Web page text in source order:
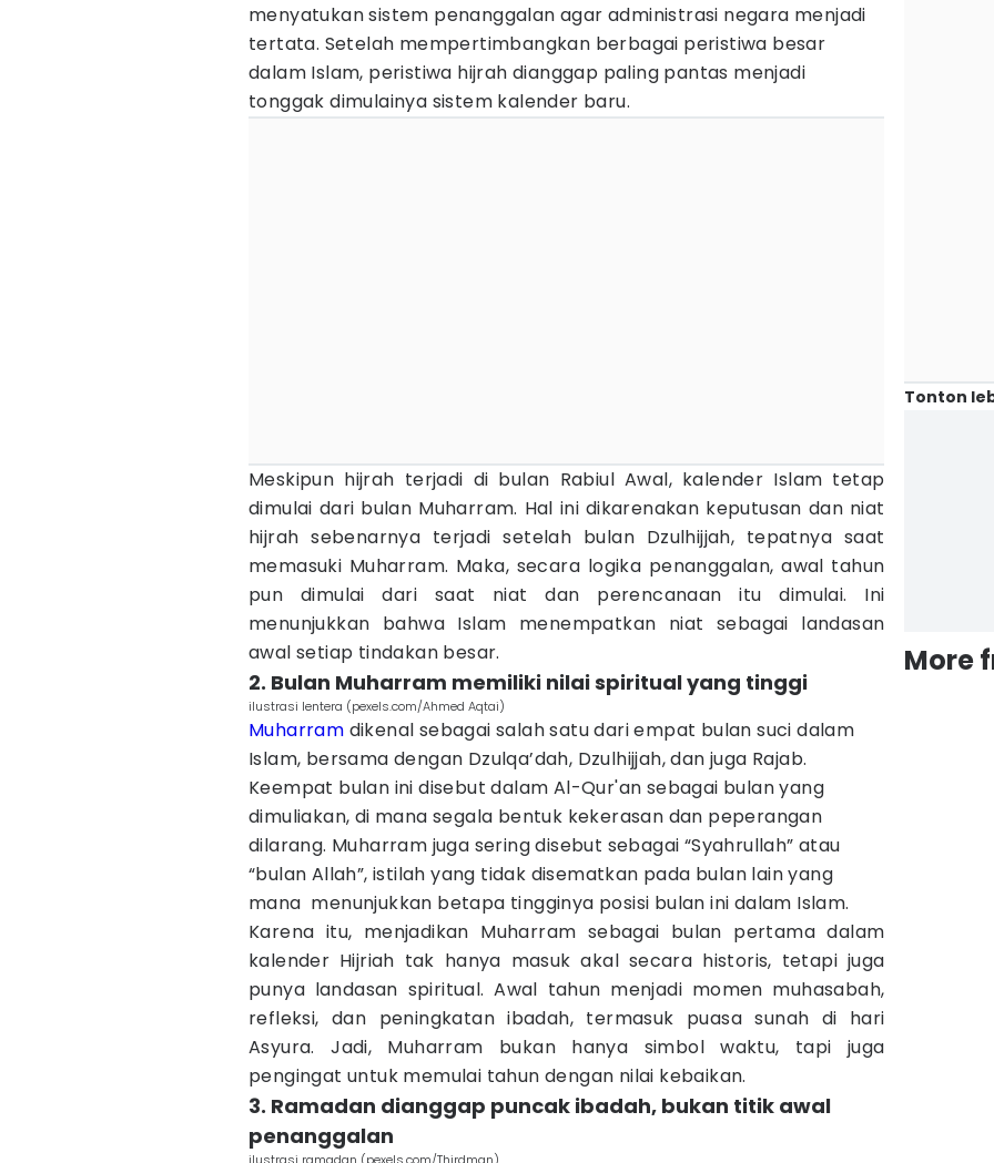
menyatukan sistem penanggalan agar administrasi negara menjadi
tertata. Setelah mempertimbangkan berbagai peristiwa besar
dalam Islam, peristiwa hijrah dianggap paling pantas menjadi
tonggak dimulainya sistem kalender baru.
Meskipun hijrah terjadi di bulan Rabiul Awal, kalender Islam tetap
dimulai dari bulan Muharram. Hal ini dikarenakan keputusan dan niat
hijrah sebenarnya terjadi setelah bulan Dzulhijjah, tepatnya saat
memasuki Muharram. Maka, secara logika penanggalan, awal tahun
pun dimulai dari saat niat dan perencanaan itu dimulai. Ini
menunjukkan bahwa Islam menempatkan niat sebagai landasan
awal setiap tindakan besar.
2. Bulan Muharram memiliki nilai spiritual yang tinggi
ilustrasi lentera (pexels.com/Ahmed Aqtai)
Muharram dikenal sebagai salah satu dari empat bulan suci dalam
Islam, bersama dengan Dzulqa’dah, Dzulhijjah, dan juga Rajab.
Keempat bulan ini disebut dalam Al-Qur'an sebagai bulan yang
dimuliakan, di mana segala bentuk kekerasan dan peperangan
dilarang. Muharram juga sering disebut sebagai “Syahrullah” atau
“bulan Allah”, istilah yang tidak disematkan pada bulan lain yang
mana menunjukkan betapa tingginya posisi bulan ini dalam Islam.
Karena itu, menjadikan Muharram sebagai bulan pertama dalam
kalender Hijriah tak hanya masuk akal secara historis, tetapi juga
punya landasan spiritual. Awal tahun menjadi momen muhasabah,
refleksi, dan peningkatan ibadah, termasuk puasa sunah di hari
Asyura. Jadi, Muharram bukan hanya simbol waktu, tapi juga
pengingat untuk memulai tahun dengan nilai kebaikan.
3. Ramadan dianggap puncak ibadah, bukan titik awal
penanggalan
Tonton
More